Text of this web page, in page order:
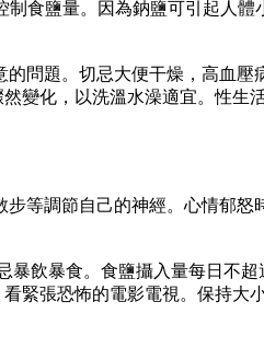
食鹽量。因為鈉鹽可引起人
題。切忌大便干燥，高血壓
化，以洗溫水澡適宜。性生
調節自己的神經。心情郁怒
暴食。食鹽攝入量每日不超
張恐怖的電影電視。保持大